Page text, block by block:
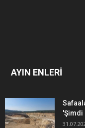
AYIN ENLERİ
'Şimdi